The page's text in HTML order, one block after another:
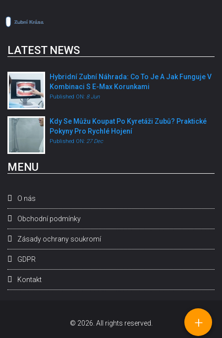
LATEST NEWS
Hybridní Zubní Náhrada: Co To Je A Jak Funguje V
Kombinaci S E-Max Korunkami
Published ON: 8 Jun
Kdy Se Můžu Koupat Po Kyretáži Zubů? Praktické
Pokyny Pro Rychlé Hojení
Published ON: 27 Dec
MENU
O nás
Obchodní podmínky
Zásady ochrany soukromí
GDPR
Kontakt
© 2026. All rights reserved. +